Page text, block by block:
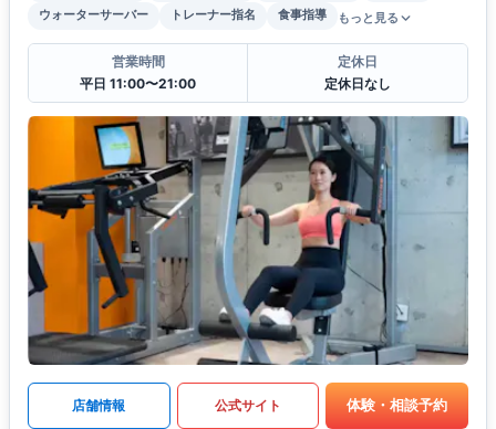
ウォーターサーバー
トレーナー指名 食事指導 もっと見る
営業時間
平日 11:00〜21:00
定休日
定休日なし
店舗情報 公式サイト 体験・相談予約